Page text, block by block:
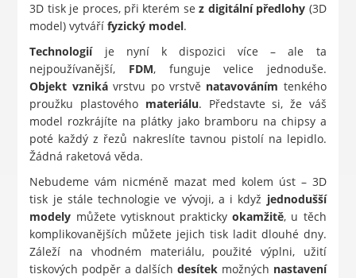
3D tisk je proces, při kterém sez digitální předlohy (3D
model) vytvářífyzický model.
Technologiíje nyní k dispozici více – ale ta
nejpoužívanější, FDM, funguje velice jednoduše.
Objekt vznikávrstvu po vrstvě natavováním tenkého
proužku plastového materiálu. Představte si, že váš
model rozkrájíte na plátky jako bramboru na chipsy a
poté každý z řezů nakreslíte tavnou pistolí na lepidlo.
Žádná raketová věda.
Nebudeme vám nicméně mazat med kolem úst – 3D
tisk je stále technologie ve vývoji, a i když jednodušší
modely můžete vytisknout praktickyokamžitě, u těch
komplikovanějších můžete jejich tisk ladit dlouhé dny.
Záleží na vhodném materiálu, použité výplni, užití
tiskových podpěr a dalších desítekmožných nastavení